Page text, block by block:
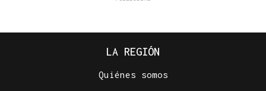
LA REGIÓN
Quiénes somos